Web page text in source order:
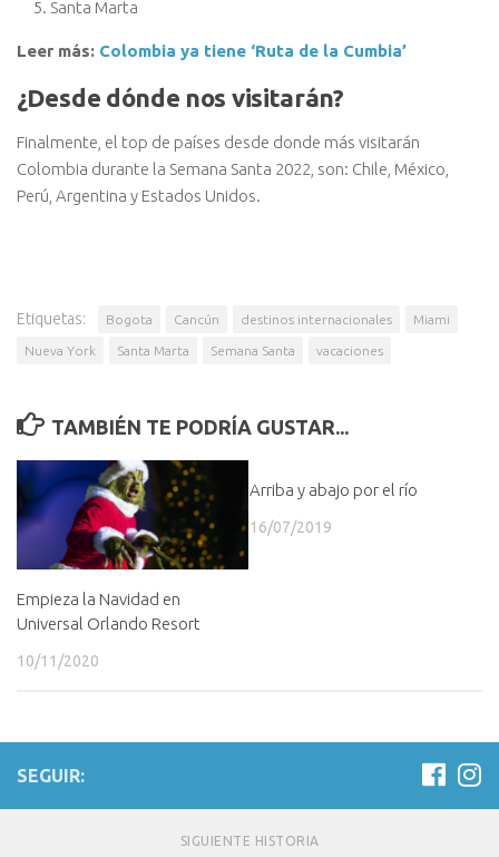
Santa Marta
Leer más: Colombia ya tiene ‘Ruta de la Cumbia’
¿Desde dónde nos visitarán?
Finalmente, el top de países desde donde más visitarán
Colombia durante la Semana Santa 2022, son: Chile, México,
Perú, Argentina y Estados Unidos.
Etiquetas: Bogota Cancún destinos internacionales Miami
Nueva York Santa Marta Semana Santa vacaciones
TAMBIÉN TE PODRÍA GUSTAR...
Empieza la Navidad en
Universal Orlando Resort
10/11/2020
Arriba y abajo por el río
16/07/2019
SEGUIR:
SIGUIENTE HISTORIA